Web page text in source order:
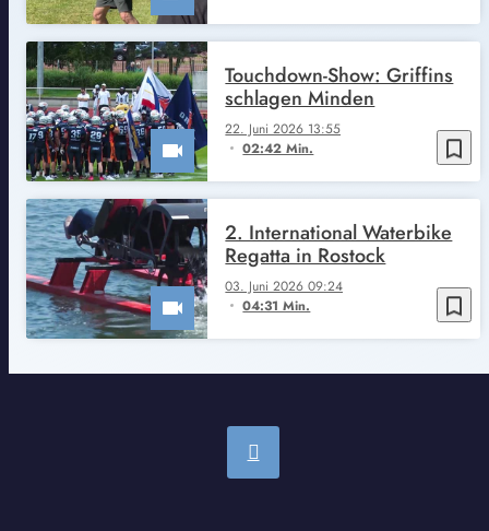
bookmark_border
22. Juni 2026 13:55
02:42 Min.
Touchdown-Show: Griffins
schlagen Minden
bookmark_border
03. Juni 2026 09:24
04:31 Min.
2. International Waterbike
Regatta in Rostock